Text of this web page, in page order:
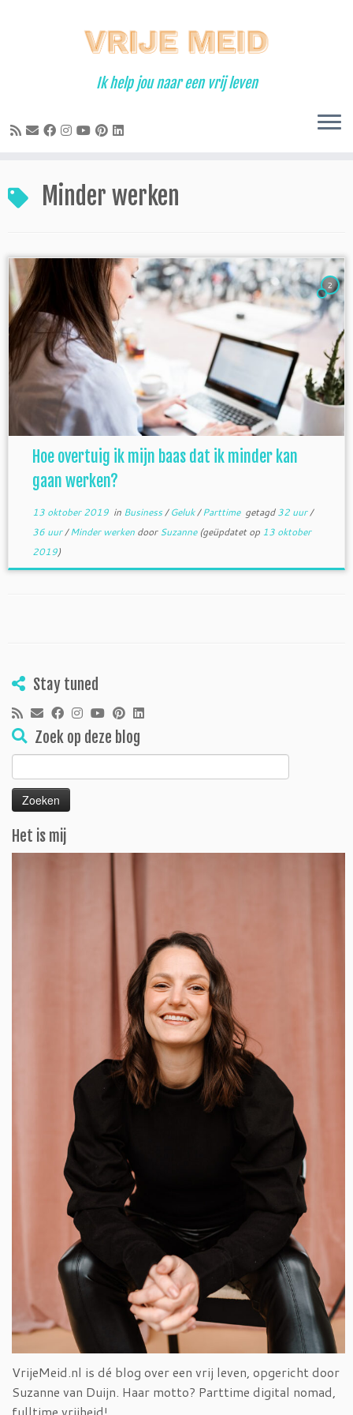
Ik help jou naar een vrij leven
Minder werken
2
Hoe overtuig ik mijn baas dat ik minder kan
gaan werken?
13 oktober 2019in Business/Geluk/Parttime getagd32 uur/
36 uur/Minder werken doorSuzanne(geüpdatet op 13 oktober
2019)
Stay tuned
Zoek op deze blog
Zoeken
naar:
Het is mij
VrijeMeid.nl is dé blog over een vrij leven, opgericht door
Suzanne van Duijn. Haar motto? Parttime digital nomad,